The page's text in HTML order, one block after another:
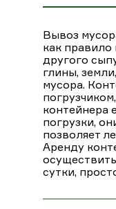
Вывоз
как правило
другого
глины,
мусора.
контейнера
погрузки,
позволяет
Аренду
сутки,